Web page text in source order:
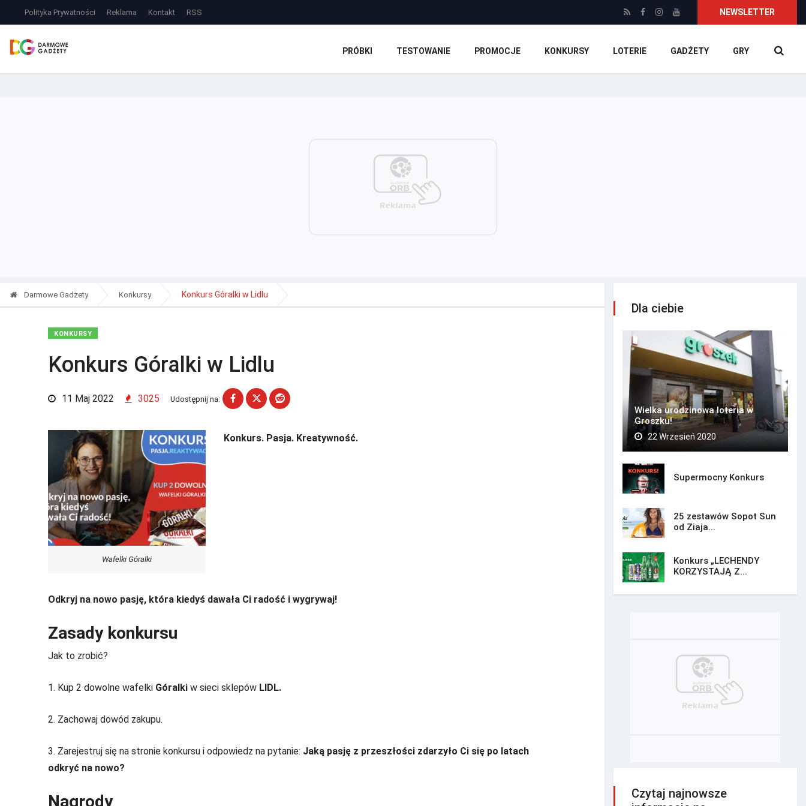
Polityka Prywatności Reklama Kontakt RSS NEWSLETTER
PRÓBKI TESTOWANIE PROMOCJE KONKURSY LOTERIE GADŻETY GRY
Darmowe Gadżety Konkursy Konkurs Góralki w Lidlu
KONKURSY
Konkurs Góralki w Lidlu
11 Maj 2022 3025 Udostępnij na:
Wafelki Góralki
Konkurs. Pasja. Kreatywność.
Odkryj na nowo pasję, która kiedyś dawała Ci radość i wygrywaj!
Zasady konkursu
Jak to zrobić?
1. Kup 2 dowolne wafelki Góralki w sieci sklepów LIDL.
2. Zachowaj dowód zakupu.
3. Zarejestruj się na stronie konkursu i odpowiedz na pytanie: Jaką pasję z przeszłości zdarzyło Ci się po latach
odkryć na nowo?
Nagrody
Dla ciebie
Wielka urodzinowa loteria w
Groszku!
22 Wrzesień 2020
Supermocny Konkurs
25 zestawów Sopot Sun
od Ziaja...
Konkurs „LECHENDY
KORZYSTAJĄ Z...
Czytaj najnowsze